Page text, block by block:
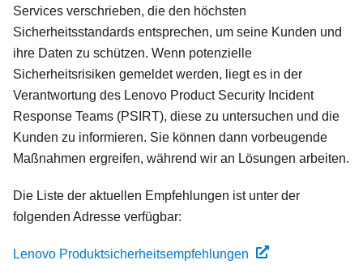
Services verschrieben, die den höchsten
Sicherheitsstandards entsprechen, um seine Kunden und
ihre Daten zu schützen. Wenn potenzielle
Sicherheitsrisiken gemeldet werden, liegt es in der
Verantwortung des Lenovo Product Security Incident
Response Teams (PSIRT), diese zu untersuchen und die
Kunden zu informieren. Sie können dann vorbeugende
Maßnahmen ergreifen, während wir an Lösungen arbeiten.
Die Liste der aktuellen Empfehlungen ist unter der
folgenden Adresse verfügbar:
Lenovo Produktsicherheitsempfehlungen